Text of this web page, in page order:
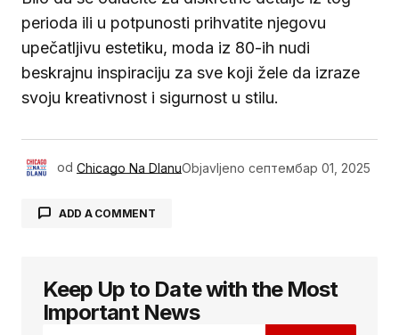
perioda ili u potpunosti prihvatite njegovu
upečatljivu estetiku, moda iz 80-ih nudi
beskrajnu inspiraciju za sve koji žele da izraze
svoju kreativnost i sigurnost u stilu.
od Chicago Na DlanuObjavljeno септембар 01, 2025
ADD A COMMENT
Ваша адреса е-поште неће бити
објављена. Неопходна поља су означена
Keep Up to Date with the Most
Important News